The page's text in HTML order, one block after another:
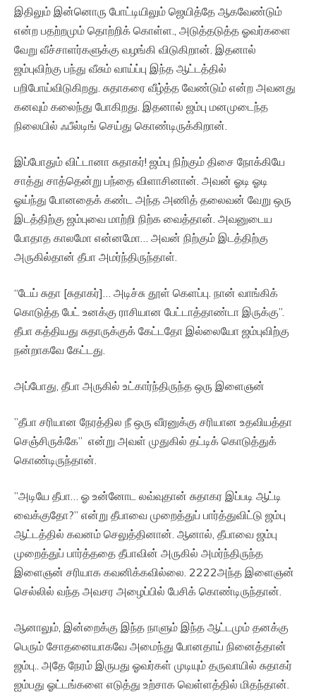
இதிலும் இன்னொரு போட்டியிலும் ஜெயித்தே ஆகவேண்டும்
என்ற பதற்றமும் தொற்றிக் கொள்ள., அடுத்தடுத்த ஓவர்களை
வேறு வீச்சாளர்களுக்கு வழங்கி விடுகிறான். இதனால்
ஜம்புவிற்கு பந்து வீசும் வாய்ப்பு இந்த ஆட்டத்தில்
பறிபோய்விடுகிறது. சுதாகரை வீழ்த்த வேண்டும் என்ற அவனது
கனவும் கலைந்து போகிறது. இதனால் ஜம்பு மனமுடைந்த
நிலையில் ஃபீல்டிங் செய்து கொண்டிருக்கிறான்.
இப்போதும் விட்டானா சுதாகர்! ஜம்பு நிற்கும் திசை நோக்கியே
சாத்து சாத்தென்று பந்தை விளாசினான். அவன் ஓடி ஓடி
ஓய்ந்து போனதைக் கண்ட அந்த அணித் தலைவன் வேறு ஒரு
இடத்திற்கு ஜம்புவை மாற்றி நிற்க வைத்தான். அவனுடைய
போதாத காலமோ என்னமோ… அவன் நிற்கும் இடத்திற்கு
அருகில்தான் தீபா அமர்ந்திருந்தாள்.
“டேய் சுதா [சுதாகர்]… அடிச்சு தூள் கெளப்பு. நான் வாங்கிக்
கொடுத்த பேட் உனக்கு ராசியான பேட்டாத்தாண்டா இருக்கு”.
தீபா கத்தியது சுதாருக்குக் கேட்டதோ இல்லையோ ஜம்புவிற்கு
நன்றாகவே கேட்டது.
அப்போது, தீபா அருகில் உட்கார்ந்திருந்த ஒரு இளைஞன்
”தீபா சரியான நேரத்தில நீ ஒரு வீரனுக்கு சரியான உதவியத்தா
செஞ்சிருக்கே” என்று அவள் முதுகில் தட்டிக் கொடுத்துக்
கொண்டிருந்தான்.
”அடியே தீபா… ஓ உன்னோட லவ்வுதான் சுதாகர இப்படி ஆட்டி
வைக்குதோ?” என்று தீபாவை முறைத்துப் பார்த்துவிட்டு ஜம்பு
ஆட்டத்தில் கவனம் செலுத்தினான். ஆனால், தீபாவை ஜம்பு
முறைத்துப் பார்த்ததை தீபாவின் அருகில் அமர்ந்திருந்த
இளைஞன் சரியாக கவனிக்கவில்லை. 2222அந்த இளைஞன்
செல்லில் வந்த அவசர அழைப்பில் பேசிக் கொண்டிருந்தான்.
ஆனாலும், இன்றைக்கு இந்த நாளும் இந்த ஆட்டமும் தனக்கு
பெரும் சோதனையாகவே அமைந்து போனதாய் நினைத்தான்
ஜம்பு.. அதே நேரம் இருபது ஓவர்கள் முடியும் தருவாயில் சுதாகர்
ஐம்பது ஓட்டங்களை எடுத்து உற்சாக வெள்ளத்தில் மிதந்தான்.